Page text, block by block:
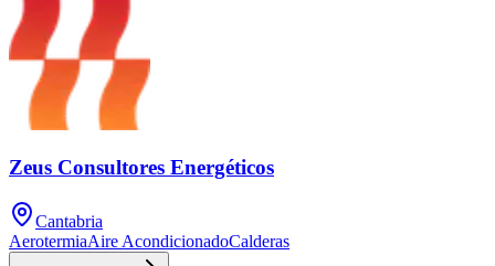
Zeus Consultores Energéticos
Cantabria
AerotermiaAire AcondicionadoCalderas